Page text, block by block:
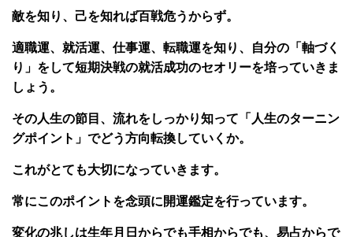
敵を知り、己を知れば百戦危うからず。
適職運、就活運、仕事運、転職運を知り、自分の「軸づく
り」をして短期決戦の就活成功のセオリーを培っていきま
しょう。
その人生の節目、流れをしっかり知って「人生のターニン
グポイント」でどう方向転換していくか。
これがとても大切になっていきます。
常にこのポイントを念頭に開運鑑定を行っています。
変化の兆しは生年月日からでも手相からでも、易占からで